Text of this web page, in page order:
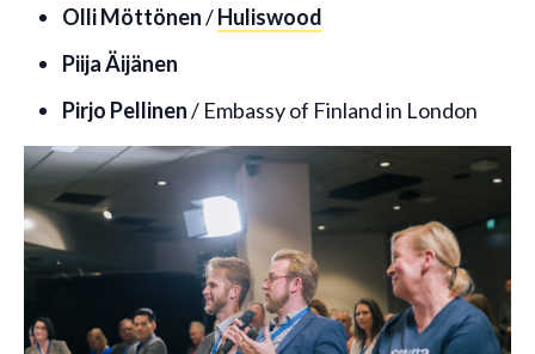
Olli Möttönen/Huliswood
Piija Äijänen
Pirjo Pellinen/ Embassy of Finland in London